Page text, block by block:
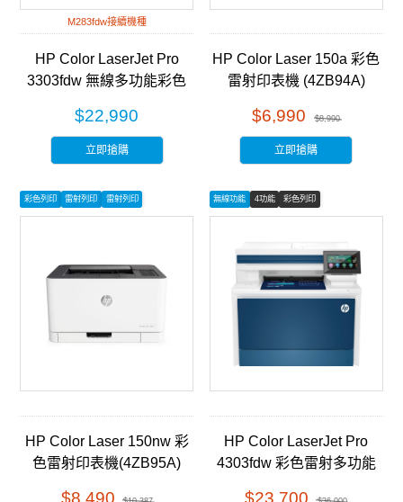
M283fdw接續機種
HP Color LaserJet Pro
3303fdw 無線多功能彩色
$22,990
立即搶購
HP Color Laser 150a 彩色
雷射印表機 (4ZB94A)
$6,990 $8,990
立即搶購
彩色列印 雷射列印 雷射列印
HP Color Laser 150nw 彩
色雷射印表機(4ZB95A)
$8,490
無線功能 4功能 彩色列印
HP Color LaserJet Pro
4303fdw 彩色雷射多功能
$23,700